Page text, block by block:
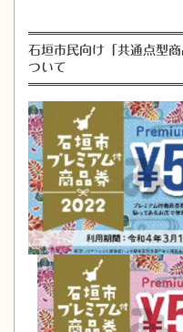
石垣市民向け「共通点型
ついて